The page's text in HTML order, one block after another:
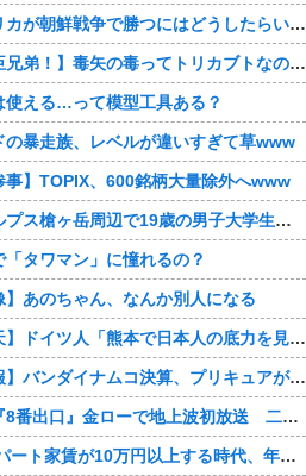
アメリカが朝鮮戦争で勝つにはどうしたらいいのか？
【豊臣兄弟！】毒矢の毒ってトリカブトなのかな・・・？
使える…って模型工具ある？
の暴走族、レベルが違いすぎて草www
事】TOPIX、600銘柄大量除外へwww
北アルプス槍ヶ岳周辺で19歳の男子大学生が遭難 単独で1泊2日の予定で入山も連絡取れず 警察が9日以降捜索予定
「タワマン」に憧れるの？
】あのちゃん、なんか別人になる
【仰天】ドイツ人「熊本で日本人の底力を見た…!」熊本で生まれて初めて震度7の大地震を経験したドイツ人。直後、日本人たちの行動に衝撃を受けてしまう…
【悲報】バンダイナムコ決算、プリキュアが前年比大幅減少
映画『8番出口』金ローで地上波初放送 二宮和也「まさかテレビにまで迷い込んでしまうとは」
1Kアパート家賃が10万円以上する時代、年金14万円前後だと賃貸の人は無理じゃね？